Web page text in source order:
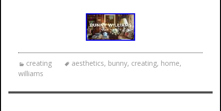
creating aesthetics, bunny, creating, home,
williams